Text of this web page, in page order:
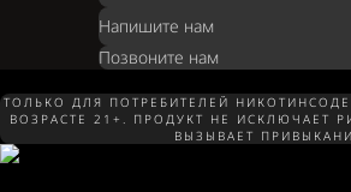
Напишите нам
Позвоните нам
ТОЛЬКО ДЛЯ ПОТРЕБИТЕЛЕЙ
ВОЗРАСТЕ 21+. ПРОДУКТ НЕ ИСКЛЮЧАЕТ
ВЫЗЫВАЕТ